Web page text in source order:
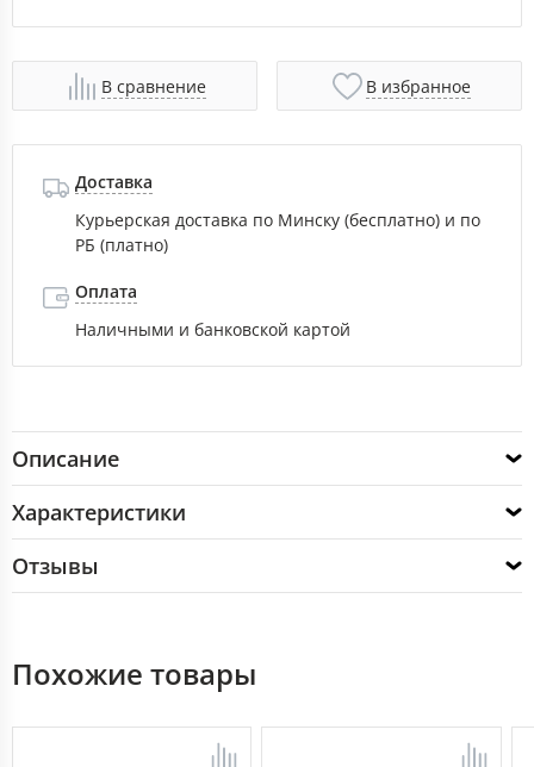
В сравнение В избранное
Доставка
Курьерская доставка по Минску (бесплатно) и по
РБ (платно)
Оплата
Наличными и банковской картой
Описание
Характеристики
Отзывы
Похожие товары